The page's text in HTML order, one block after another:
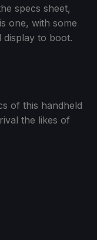
specs sheet,
one, with some
display to boot.
of this handheld
the likes of